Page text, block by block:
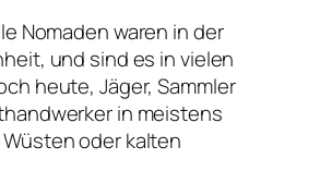
Nomaden waren in der
und sind es in vielen
heute, Jäger, Sammler
in meistens
oder kalten